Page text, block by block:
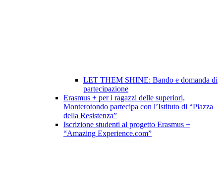
LET THEM SHINE: Bando e domanda di
partecipazione
Erasmus + per i ragazzi delle superiori,
Monterotondo partecipa con l’Istituto di “Piazza
della Resistenza”
Iscrizione studenti al progetto Erasmus +
“Amazing Experience.com”